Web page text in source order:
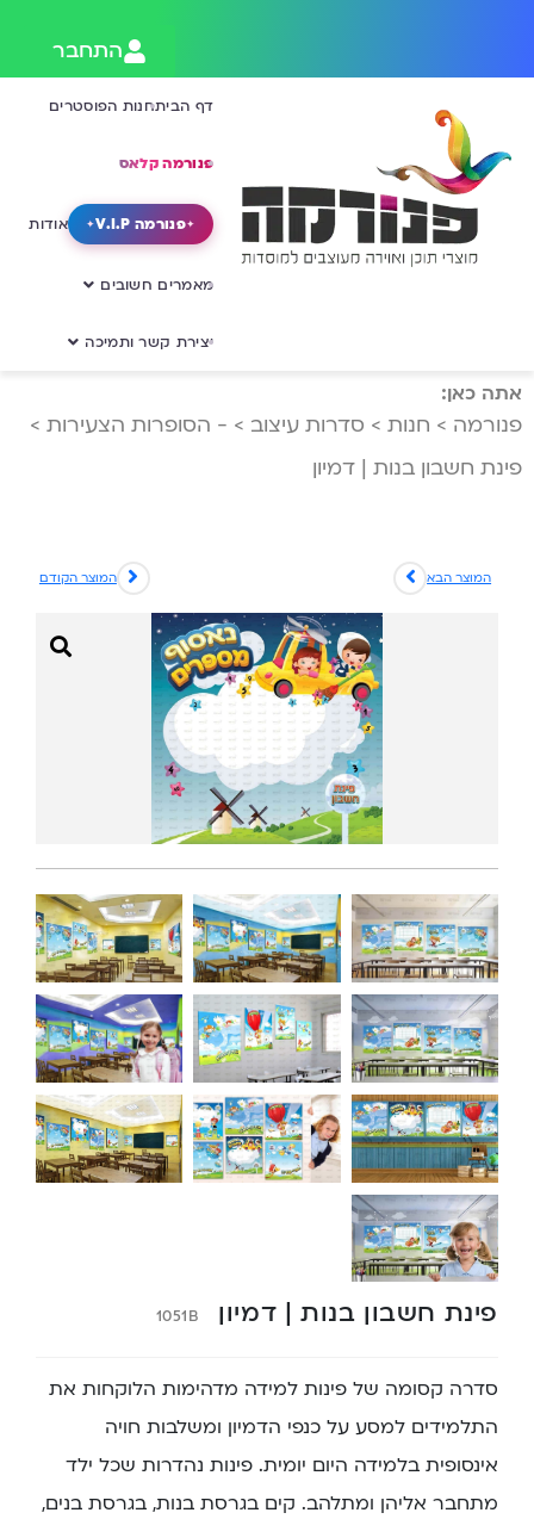
התחבר
דף הביתחנות הפוסטרים
פנורמה קלאס
פנורמה V.I.P אודות
מאמרים חשובים
יצירת קשר ותמיכה
אתה כאן:
פנורמה > חנות > סדרות עיצוב > - הסופרות הצעירות >
פינת חשבון בנות | דמיון
המוצר הקודם המוצר הבא
פינת חשבון בנות | דמיון 1051B
סדרה קסומה של פינות למידה מדהימות הלוקחות את
התלמידים למסע על כנפי הדמיון ומשלבות חויה
אינסופית בלמידה היום יומית. פינות נהדרות שכל ילד
מתחבר אליהן ומתלהב. קים בגרסת בנות, בגרסת בנים,